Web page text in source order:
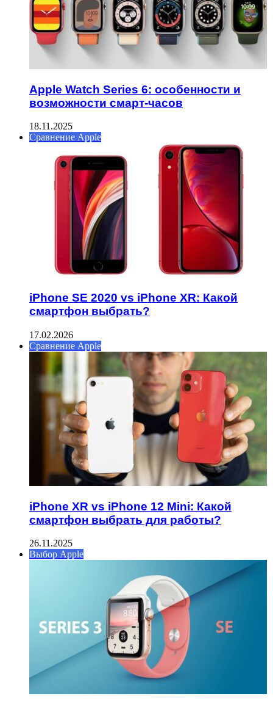
Apple Watch Series 6: особенности и
возможности смарт-часов
18.11.2025
Сравнение Apple
iPhone SE 2020 vs iPhone XR: Какой
смартфон выбрать?
17.02.2026
Сравнение Apple
iPhone XR vs iPhone 12 Mini: Какой
смартфон выбрать для работы?
26.11.2025
Выбор Apple